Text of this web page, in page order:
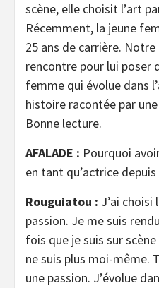
scène, elle choisit l’art
Récemment, la jeune
25 ans de carrière.
rencontre pour lui poser
femme qui évolue dans
histoire racontée par
Bonne lecture.
AFALADE : Pourquoi
en tant qu’actrice depuis
Rouguiatou : J’ai choisi
passion. Je me suis
fois que je suis sur
ne suis plus moi-même.
une passion. J’évolue